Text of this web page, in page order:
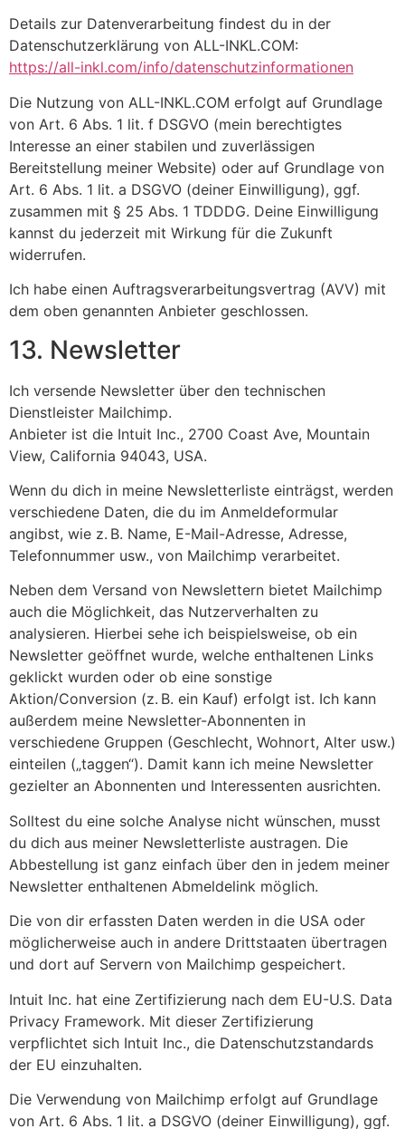
Details zur Datenverarbeitung findest du in der
Datenschutzerklärung von ALL-INKL.COM:
https://all-inkl.com/info/datenschutzinformationen
Die Nutzung von ALL-INKL.COM erfolgt auf Grundlage
von Art. 6 Abs. 1 lit. f DSGVO (mein berechtigtes
Interesse an einer stabilen und zuverlässigen
Bereitstellung meiner Website) oder auf Grundlage von
Art. 6 Abs. 1 lit. a DSGVO (deiner Einwilligung), ggf.
zusammen mit § 25 Abs. 1 TDDDG. Deine Einwilligung
kannst du jederzeit mit Wirkung für die Zukunft
widerrufen.
Ich habe einen Auftragsverarbeitungsvertrag (AVV) mit
dem oben genannten Anbieter geschlossen.
13. Newsletter
Ich versende Newsletter über den technischen
Dienstleister Mailchimp.
Anbieter ist die Intuit Inc., 2700 Coast Ave, Mountain
View, California 94043, USA.
Wenn du dich in meine Newsletterliste einträgst, werden
verschiedene Daten, die du im Anmeldeformular
angibst, wie z. B. Name, E-Mail-Adresse, Adresse,
Telefonnummer usw., von Mailchimp verarbeitet.
Neben dem Versand von Newslettern bietet Mailchimp
auch die Möglichkeit, das Nutzerverhalten zu
analysieren. Hierbei sehe ich beispielsweise, ob ein
Newsletter geöffnet wurde, welche enthaltenen Links
geklickt wurden oder ob eine sonstige
Aktion/Conversion (z. B. ein Kauf) erfolgt ist. Ich kann
außerdem meine Newsletter-Abonnenten in
verschiedene Gruppen (Geschlecht, Wohnort, Alter usw.)
einteilen („taggen“). Damit kann ich meine Newsletter
gezielter an Abonnenten und Interessenten ausrichten.
Solltest du eine solche Analyse nicht wünschen, musst
du dich aus meiner Newsletterliste austragen. Die
Abbestellung ist ganz einfach über den in jedem meiner
Newsletter enthaltenen Abmeldelink möglich.
Die von dir erfassten Daten werden in die USA oder
möglicherweise auch in andere Drittstaaten übertragen
und dort auf Servern von Mailchimp gespeichert.
Intuit Inc. hat eine Zertifizierung nach dem EU-U.S. Data
Privacy Framework. Mit dieser Zertifizierung
verpflichtet sich Intuit Inc., die Datenschutzstandards
der EU einzuhalten.
Die Verwendung von Mailchimp erfolgt auf Grundlage
von Art. 6 Abs. 1 lit. a DSGVO (deiner Einwilligung), ggf.